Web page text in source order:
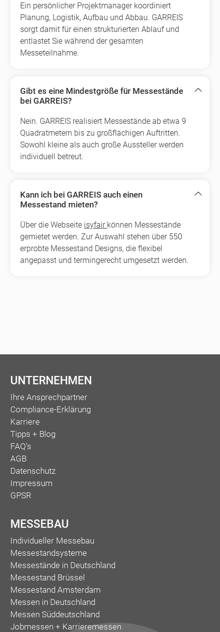
Ein persönlicher Projektmanager koordiniert
Planung, Logistik, Aufbau und Abbau. GARREIS
sorgt damit für einen strukturierten Ablauf und
entlastet Sie während der gesamten
Messeteilnahme.
Gibt es eine Mindestgröße für Messestände
bei GARREIS?
Nein. GARREIS realisiert Messestände ab etwa 9
Quadratmetern bis zu großflächigen Auftritten.
Sowohl kleine als auch große Aussteller werden
individuell betreut.
Kann ich bei GARREIS auch einen
Messestand mieten?
Über die Webseite isyfair können Messestände
gemietet werden. Zur Auswahl stehen über 550
erprobte Messestand Designs, die flexibel
angepasst und termingerecht umgesetzt werden.
UNTERNEHMEN
Ihre Ansprechpartner
Compliance-Erklärung
Karriere
Tipps + Blog
FAQ's
AGB
Datenschutz
Impressum
GPSR
MESSEBAU
Individueller Messebau
Messestandsysteme
Messestände in Deutschland
Messestand Brüssel
Messestand Amsterdam
Messen in Deutschland
Messen Süddeutschland
Jobmessen + Karrieremessen